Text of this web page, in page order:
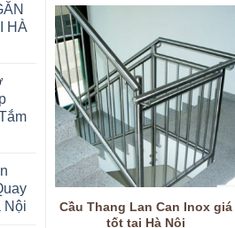
HÀ
Nội
Cầu Thang Lan Can Inox giá
tốt tại Hà Nội